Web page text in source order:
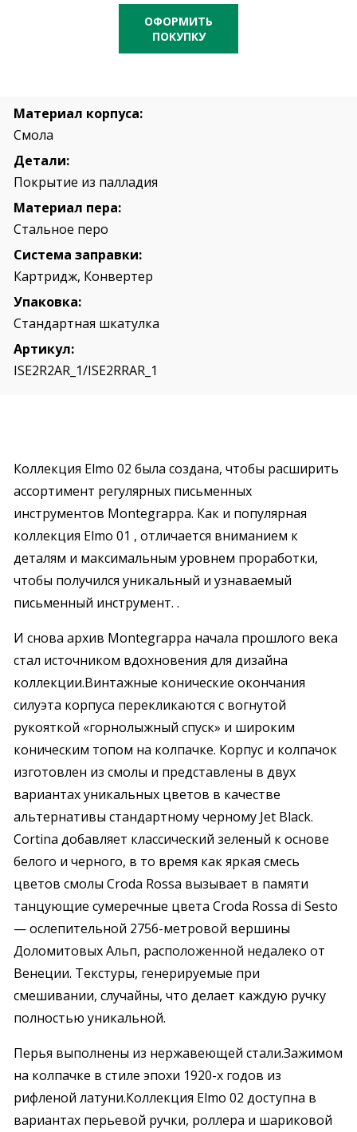
Материал корпуса:
Смола
Детали:
Покрытие из палладия
Материал пера:
Стальное перо
Система заправки:
Картридж, Конвертер
Упаковка:
Стандартная шкатулка
Артикул:
ISE2R2AR_1/ISE2RRAR_1
ОФОРМИТЬ
ПОКУПКУ
Коллекция Elmo 02 была создана, чтобы расширить
ассортимент регулярных письменных
инструментов Montegrappa. Как и популярная
коллекция Elmo 01 , отличается вниманием к
деталям и максимальным уровнем проработки,
чтобы получился уникальный и узнаваемый
письменный инструмент. .
И снова архив Montegrappa начала прошлого века
стал источником вдохновения для дизайна
коллекции.Винтажные конические окончания
силуэта корпуса перекликаются с вогнутой
рукояткой «горнолыжный спуск» и широким
коническим топом на колпачке. Корпус и колпачок
изготовлен из смолы и представлены в двух
вариантах уникальных цветов в качестве
альтернативы стандартному черному Jet Black.
Cortina добавляет классический зеленый к основе
белого и черного, в то время как яркая смесь
цветов смолы Croda Rossa вызывает в памяти
танцующие сумеречные цвета Croda Rossa di Sesto
— ослепительной 2756-метровой вершины
Доломитовых Альп, расположенной недалеко от
Венеции. Текстуры, генерируемые при
смешивании, случайны, что делает каждую ручку
полностью уникальной.
Перья выполнены из нержавеющей стали.Зажимом
на колпачке в стиле эпохи 1920-х годов из
рифленой латуни.Коллекция Elmo 02 доступна в
вариантах перьевой ручки, роллера и шариковой